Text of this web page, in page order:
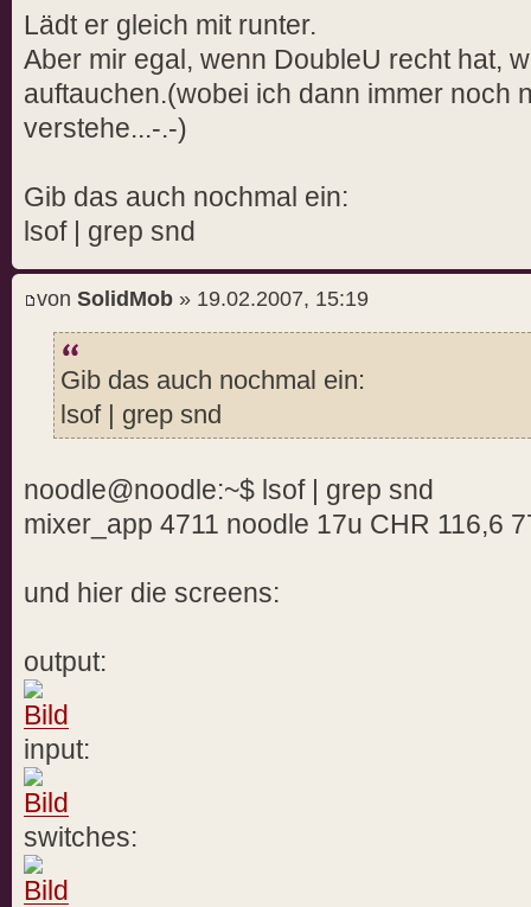
Lädt er gleich mit runter.
Aber mir egal, wenn DoubleU recht hat,
auftauchen.(wobei ich dann immer noch
verstehe...-.-)
Gib das auch nochmal ein:
lsof | grep snd
von SolidMob » 19.02.2007, 15:19
Gib das auch nochmal ein:
lsof | grep snd
noodle@noodle:~$ lsof | grep snd
mixer_app 4711 noodle 17u CHR 116,6
und hier die screens:
output:
input:
switches: